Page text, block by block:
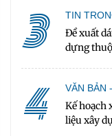
3 TIN
Đề xuất
dựng
4 VĂN BẢN
Kế hoạch
liệu xây